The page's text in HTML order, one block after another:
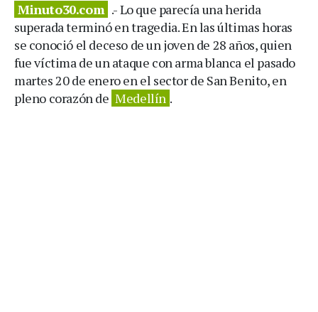
Minuto30.com .- Lo que parecía una herida
superada terminó en tragedia. En las últimas horas
se conoció el deceso de un joven de 28 años, quien
fue víctima de un ataque con arma blanca el pasado
martes 20 de enero en el sector de San Benito, en
pleno corazón de Medellín .